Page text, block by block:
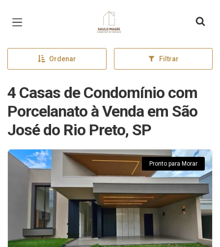
Página inicial
Ordenar Filtrar
4 Casas de Condomínio com
Porcelanato à Venda em São
José do Rio Preto, SP
Pronto para Morar